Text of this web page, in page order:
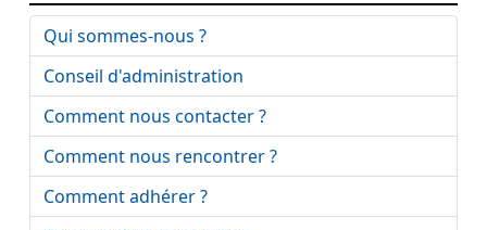
Qui sommes-nous ?
Conseil d'administration
Comment nous contacter ?
Comment nous rencontrer ?
Comment adhérer ?